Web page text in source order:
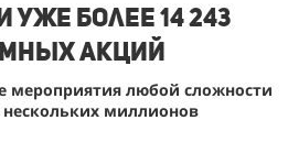
более 14 243
акций
мероприятия любой сложности
нескольких миллионов